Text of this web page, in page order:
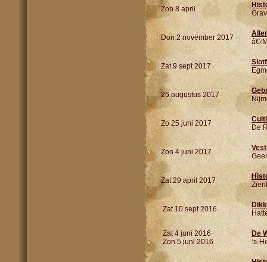
Zon 8 april
Don 2 november 2017
Zat 9 sept 2017
26 augustus 2017
Zo 25 juni 2017
De
Zon 4 juni 2017
Zat 29 april 2017
Zat 10 sept 2016
Zat 4 juni 2016
Zon 5 juni 2016
De
‘s-